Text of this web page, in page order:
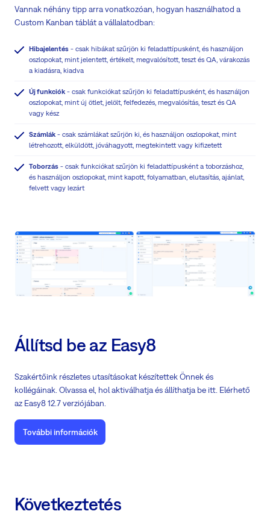
Vannak néhány tipp arra vonatkozóan, hogyan használhatod a
Custom Kanban táblát a vállalatodban:
Hibajelentés - csak hibákat szűrjön ki feladattípusként, és használjon
oszlopokat, mint jelentett, értékelt, megvalósított, teszt és QA, várakozás
a kiadásra, kiadva
Új funkciók- csak funkciókat szűrjön ki feladattípusként, és használjon
oszlopokat, mint új ötlet, jelölt, felfedezés, megvalósítás, teszt és QA
vagy kész
Számlák- csak számlákat szűrjön ki, és használjon oszlopokat, mint
létrehozott, elküldött, jóváhagyott, megtekintett vagy kifizetett
Toborzás - csak funkciókat szűrjön ki feladattípusként a toborzáshoz,
és használjon oszlopokat, mint kapott, folyamatban, elutasítás, ajánlat,
felvett vagy lezárt
Állítsd be az Easy8
Szakértőink részletes utasításokat készítettek Önnek és
kollégáinak. Olvassa el, hol aktiválhatja és állíthatja be itt. Elérhető
az Easy8 12.7 verziójában.
További információk
Következtetés